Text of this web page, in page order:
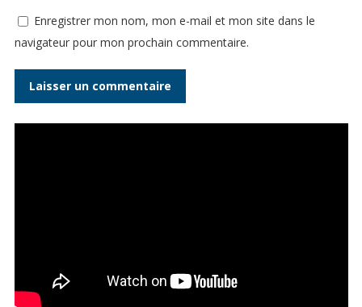
Enregistrer mon nom, mon e-mail et mon site dans le
navigateur pour mon prochain commentaire.